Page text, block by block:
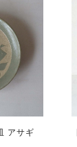
アサギ